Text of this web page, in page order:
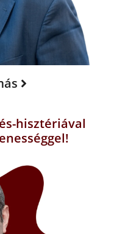
hisztériával